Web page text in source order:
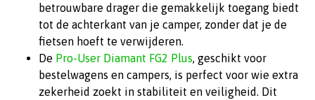
betrouwbare drager die gemakkelijk toegang biedt
tot de achterkant van je camper, zonder dat je de
fietsen hoeft te verwijderen.
De Pro-User Diamant FG2 Plus , geschikt voor
bestelwagens en campers, is perfect voor wie extra
zekerheid zoekt in stabiliteit en veiligheid. Dit